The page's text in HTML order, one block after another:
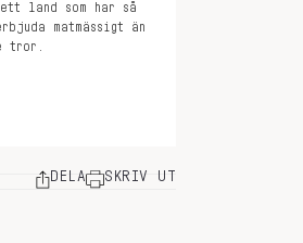
land som har så
matmässigt än
tror.
DELA SKRIV UT